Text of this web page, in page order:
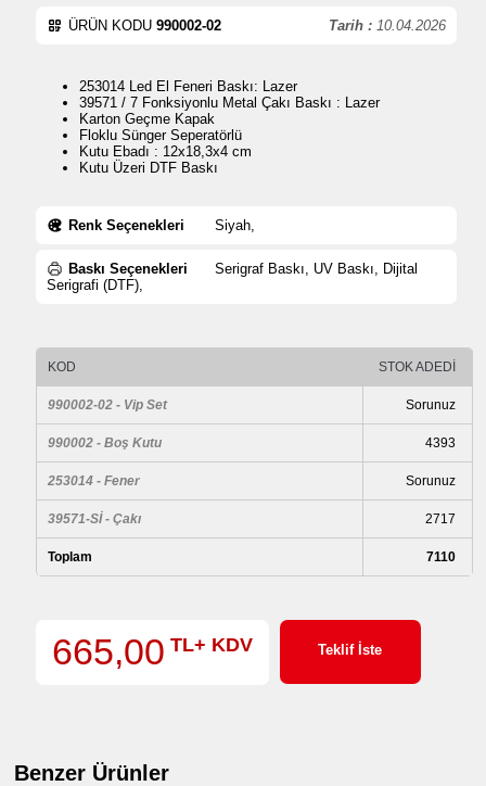
Tarih : 10.04.2026
ÜRÜN KODU 990002-02
253014 Led El Feneri Baskı: Lazer
39571 / 7 Fonksiyonlu Metal Çakı Baskı : Lazer
Karton Geçme Kapak
Floklu Sünger Seperatörlü
Kutu Ebadı : 12x18,3x4 cm
Kutu Üzeri DTF Baskı
Renk Seçenekleri Siyah,
Baskı Seçenekleri
Serigraf Baskı, UV Baskı, Dijital
Serigrafi (DTF),
KOD STOK ADEDİ
990002-02 - Vip Set Sorunuz
990002 - Boş Kutu 4393
253014 - Fener Sorunuz
39571-Sİ - Çakı 2717
Toplam 7110
665,00 TL+ KDV Teklif İste
Benzer Ürünler